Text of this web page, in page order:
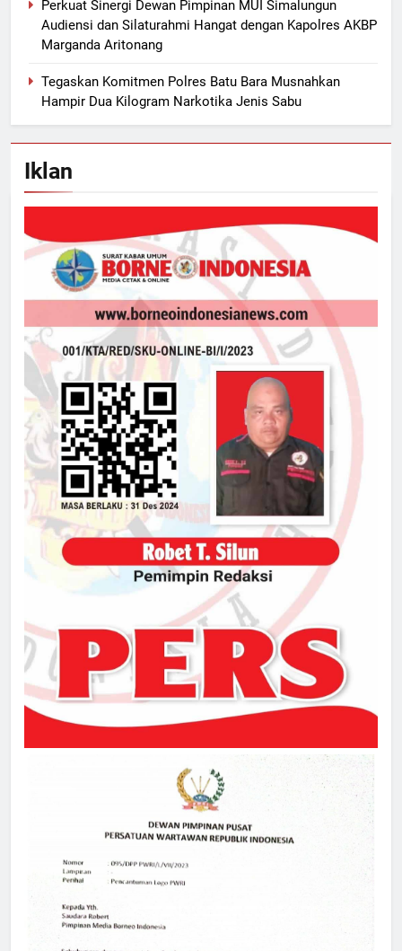
Perkuat Sinergi Dewan Pimpinan MUI Simalungun
Audiensi dan Silaturahmi Hangat dengan Kapolres AKBP
Marganda Aritonang
Tegaskan Komitmen Polres Batu Bara Musnahkan
Hampir Dua Kilogram Narkotika Jenis Sabu
Iklan